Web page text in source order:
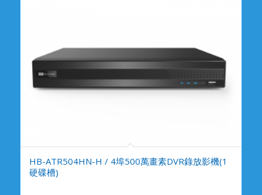
HB-ATR504HN-H / 4埠500萬畫素DVR錄放影機(1
硬碟槽)